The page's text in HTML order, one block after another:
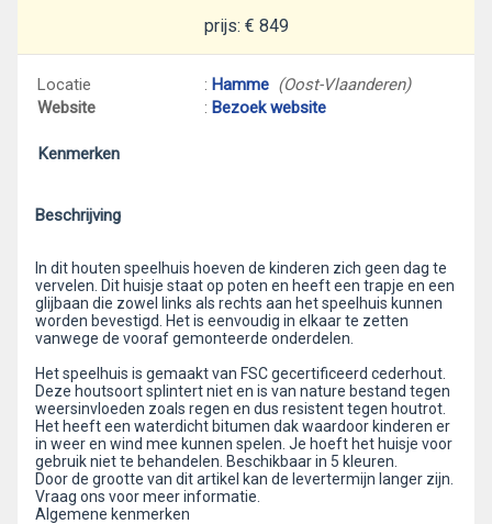
prijs: € 849
Locatie : Hamme (Oost-Vlaanderen)
Website
: Bezoek website
Kenmerken
Beschrijving
In dit houten speelhuis hoeven de kinderen zich geen dag te
vervelen. Dit huisje staat op poten en heeft een trapje en een
glijbaan die zowel links als rechts aan het speelhuis kunnen
worden bevestigd. Het is eenvoudig in elkaar te zetten
vanwege de vooraf gemonteerde onderdelen.
Het speelhuis is gemaakt van FSC gecertificeerd cederhout.
Deze houtsoort splintert niet en is van nature bestand tegen
weersinvloeden zoals regen en dus resistent tegen houtrot.
Het heeft een waterdicht bitumen dak waardoor kinderen er
in weer en wind mee kunnen spelen. Je hoeft het huisje voor
gebruik niet te behandelen. Beschikbaar in 5 kleuren.
Door de grootte van dit artikel kan de levertermijn langer zijn.
Vraag ons voor meer informatie.
Algemene kenmerken